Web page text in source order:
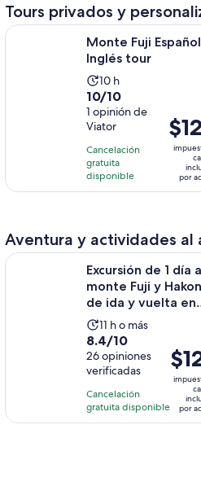
Tours privados y
Monte Fuji
Inglés tour
La
actividad
dura
10
horas
10 h
10.0
de
10
con
1
opinión
10/10
1 opinión de
Viator
Cancelación
gratuita
disponible
El
precio
es
de
$124.
por
Monte Fuji Español & Inglés tour
Aventura y actividades al
Excursión de 1 día
monte Fuji y
de ida y vuelta en
autobús
La
actividad
dura
11
horas
11 h o más
8.4
de
10
con
26
opiniones
8.4/10
26 opiniones
verificadas
Cancelación
gratuita disponible
El
es
de
$127.
por
Excursión de 1 día al monte Fuji